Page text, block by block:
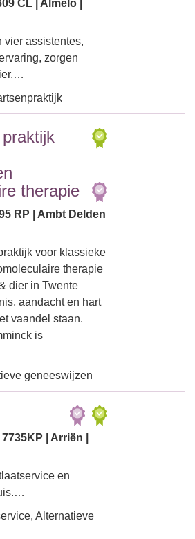
CL | Almelo |
vier assistentes,
zorgen
therapie
RP | Ambt Delden
voor klassieke
therapie
dier in Twente
aandacht en hart
vaandel staan.
is
geneeswijzen
| Arriën |
en
Alternatieve